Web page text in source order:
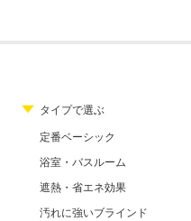
タイプで選ぶ
定番ベーシック
浴室・バスルーム
遮熱・省エネ効果
汚れに強いブラインド